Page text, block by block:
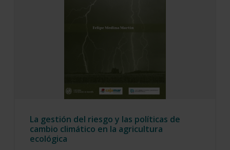
La gestión del riesgo y las políticas de
cambio climático en la agricultura
ecológica